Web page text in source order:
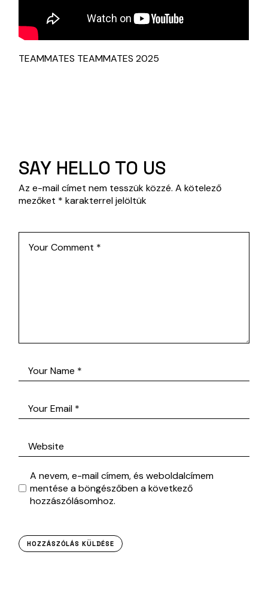
TEAMMATES TEAMMATES 2025
SAY HELLO TO US
Az e-mail címet nem tesszük közzé. A kötelező
mezőket * karakterrel jelöltük
A nevem, e-mail címem, és weboldalcímem
mentése a böngészőben a következő
hozzászólásomhoz.
HOZZÁSZÓLÁS KÜLDÉSE